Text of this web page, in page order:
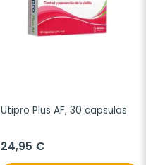
Utipro Plus AF, 30 capsulas
24,95 €